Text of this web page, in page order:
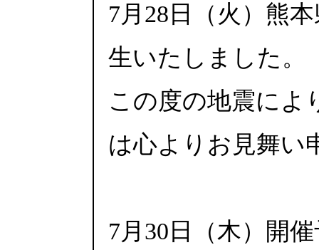
7月28日（火）熊
生いたしました。
この度の地震によ
は心よりお見舞い
7月30日（木）開